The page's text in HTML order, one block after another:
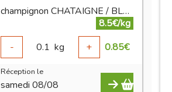
champignon CHATAIGNE / BLANC BIO
8.5€/kg
-
0.1 kg + 0.85€
Réception le
samedi 08/08